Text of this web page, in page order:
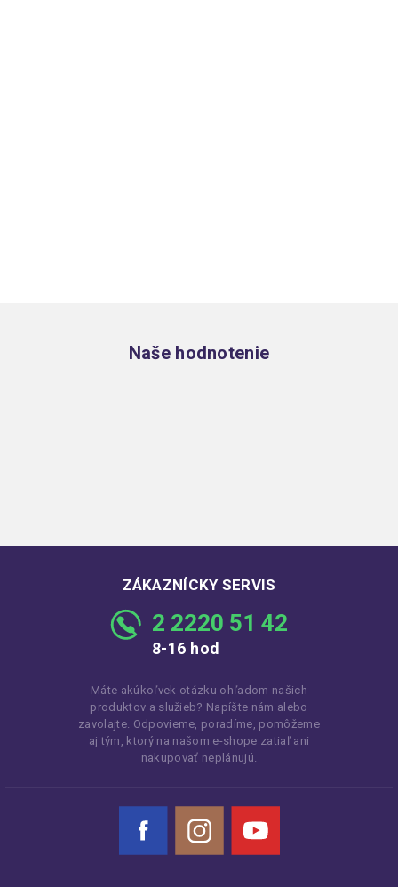
Naše hodnotenie
ZÁKAZNÍCKY SERVIS
2 2220 51 42
8-16 hod
Máte akúkoľvek otázku ohľadom našich
produktov a služieb? Napíšte nám alebo
zavolajte. Odpovieme, poradíme, pomôžeme
aj tým, ktorý na našom e-shope zatiaľ ani
nakupovať neplánujú.
Facebook Instagram YouTube